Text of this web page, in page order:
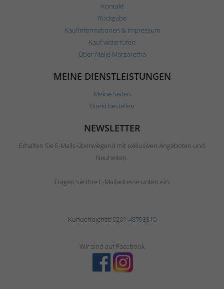
Kontakt
Rückgabe
Kaufinformationen & Impressum
Kauf widerrufen
Über Ateljé Margaretha
MEINE DIENSTLEISTUNGEN
Meine Seiten
Direkt bestellen
NEWSLETTER
Erhalten Sie E-Mails überwiegend mit exklusiven Angeboten und
Neuheiten.
Tragen Sie Ihre E-Mailadresse unten ein.
Kundendienst: 0201-48793510
Wir sind auf Facebook